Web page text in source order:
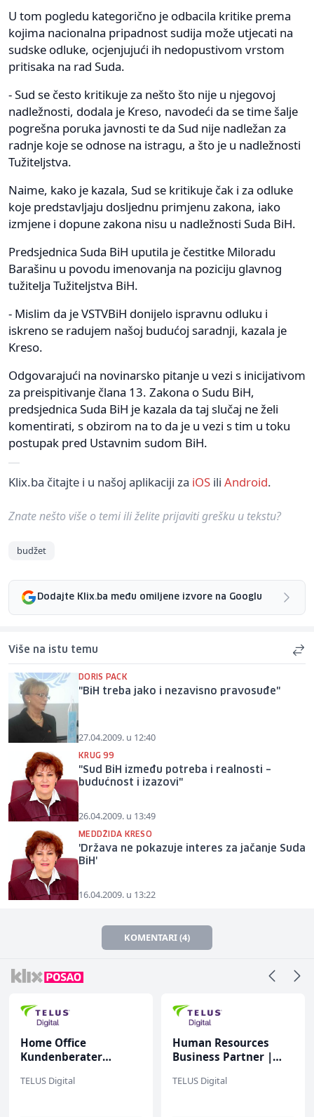
U tom pogledu kategorično je odbacila kritike prema
kojima nacionalna pripadnost sudija može utjecati na
sudske odluke, ocjenjujući ih nedopustivom vrstom
pritisaka na rad Suda.
- Sud se često kritikuje za nešto što nije u njegovoj
nadležnosti, dodala je Kreso, navodeći da se time šalje
pogrešna poruka javnosti te da Sud nije nadležan za
radnje koje se odnose na istragu, a što je u nadležnosti
Tužiteljstva.
Naime, kako je kazala, Sud se kritikuje čak i za odluke
koje predstavljaju dosljednu primjenu zakona, iako
izmjene i dopune zakona nisu u nadležnosti Suda BiH.
Predsjednica Suda BiH uputila je čestitke Miloradu
Barašinu u povodu imenovanja na poziciju glavnog
tužitelja Tužiteljstva BiH.
- Mislim da je VSTVBiH donijelo ispravnu odluku i
iskreno se radujem našoj budućoj saradnji, kazala je
Kreso.
Odgovarajući na novinarsko pitanje u vezi s inicijativom
za preispitivanje člana 13. Zakona o Sudu BiH,
predsjednica Suda BiH je kazala da taj slučaj ne želi
komentirati, s obzirom na to da je u vezi s tim u toku
postupak pred Ustavnim sudom BiH.
Klix.ba čitajte i u našoj aplikaciji za iOS ili Android.
Znate nešto više o temi ili želite prijaviti grešku u tekstu?
budžet
Dodajte Klix.ba među omiljene izvore na Googlu
Više na istu temu
DORIS PACK
"BiH treba jako i nezavisno pravosuđe"
27.04.2009. u 12:40
KRUG 99
"Sud BiH između potreba i realnosti –
budućnost i izazovi"
26.04.2009. u 13:49
MEDDŽIDA KRESO
'Država ne pokazuje interes za jačanje Suda
BiH'
16.04.2009. u 13:22
KOMENTARI (4)
Home Office
Kundenberater
renommiertes
TELUS Digital
Human Resources
Business Partner |
TELUS Digital